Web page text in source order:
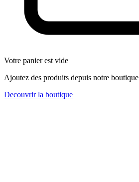
Votre panier est vide
Ajoutez des produits depuis notre boutique
Decouvrir la boutique